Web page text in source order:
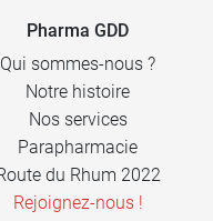
Pharma GDD
Qui sommes-nous ?
Notre histoire
Nos services
Parapharmacie
du Rhum 2022
Rejoignez-nous !